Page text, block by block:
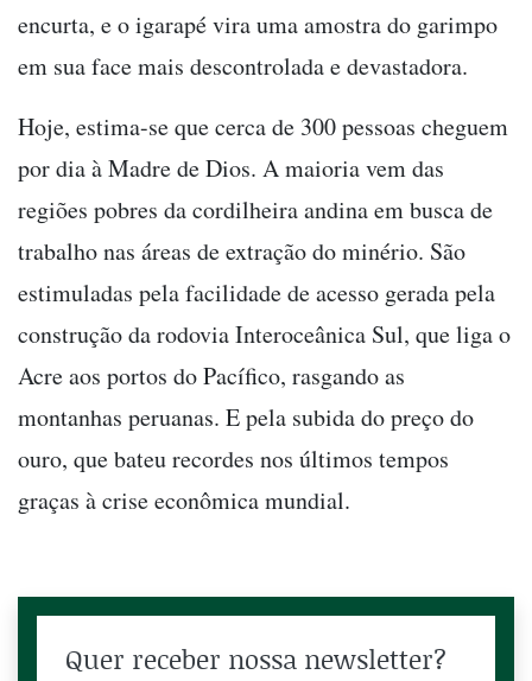
encurta, e o igarapé vira uma amostra do garimpo
em sua face mais descontrolada e devastadora.
Hoje, estima-se que cerca de 300 pessoas cheguem
por dia à Madre de Dios. A maioria vem das
regiões pobres da cordilheira andina em busca de
trabalho nas áreas de extração do minério. São
estimuladas pela facilidade de acesso gerada pela
construção da rodovia Interoceânica Sul, que liga o
Acre aos portos do Pacífico, rasgando as
montanhas peruanas. E pela subida do preço do
ouro, que bateu recordes nos últimos tempos
graças à crise econômica mundial.
Quer receber nossa newsletter?